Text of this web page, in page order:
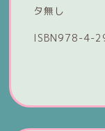
タ無し
ISBN978-4-